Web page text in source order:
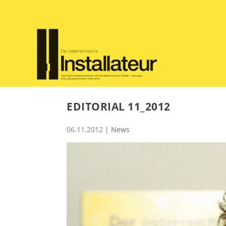
EDITORIAL 11_2012
06.11.2012 | News